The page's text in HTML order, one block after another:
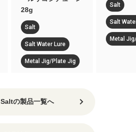
28g
Salt
Salt Water Lure
Metal Jig/Plate Jig
Salt
Salt
Metal
Saltの製品一覧へ